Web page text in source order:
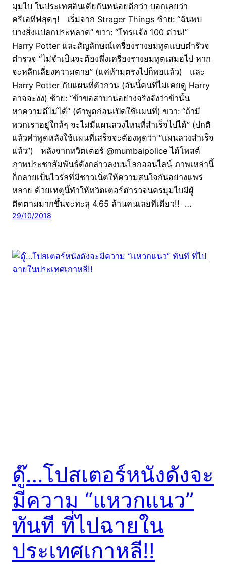
มุมไบ ในประเทศอินเดียกันหน่อยดีกว่า บอกเลยว่า
ครีเอทีฟสุดๆ! เริ่มจาก Strager Things ซ้าย: “ฉันพบ
บางสิ่งแปลกประหลาด” ขวา: “โทรแจ้ง 100 ด่วน!”
Harry Potter และสัญลักษณ์เครื่องรางยมทูตแบบตำร๊วจ
ตำรวจ “ไม่จำเป็นจะต้องพึ่งเครื่องรางยมทูตเสมอไป หาก
จะหลีกเลี่ยงความตาย” (แค่ห้ามตรงไปก็พอแล้ว) และ
Harry Potter กับแผนที่ตัวกวน (อันนี้คนที่ไม่เคยดู Harry
อาจจะงง) ซ้าย: “ข้าขอสาบานอย่างจริงจังว่าข้านั้น
หาความดีไม่ได้” (คำพูดก่อนเปิดใช้แผนที่) ขวา: “ถ้ามี
พวกเราอยู่ใกล้ๆ จะไม่มีแผนลวงไหนที่สำเร็จไปได้” (ปกติ
แล้วคำพูดหลังใช้แผนที่เสร็จจะต้องพูดว่า “แผนลวงสำเร็จ
แล้ว”) หลังจากทวิตเตอร์ @mumbaipolice ได้โพสต์
ภาพประชาสัมพันธ์ดังกล่าวลงบนโลกออนไลน์ ภาพเหล่านี้
ก็กลายเป็นไวรัลที่มีชาวเน็ตให้ความสนใจกันอย่างแพร่
หลาย ด้วยเหตุนี้ทำให้ทวิตเตอร์ตำรวจนครมุมไบมีผู้
ติดตามมากขึ้นจะทะลุ 4.65 ล้านคนเลยทีเดียว!! …
29/10/2018
ดู๊…โปสเตอร์หนังดังจะ
มีความ “แหวกแนว”
ทันที ที่ไปฉายใน
ประเทศเกาหลี!!